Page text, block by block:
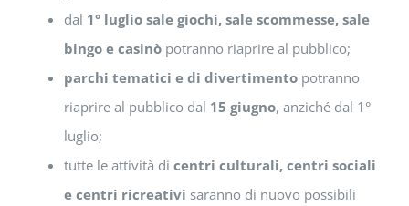
dal 1° luglio sale giochi, sale scommesse, sale
bingo e casinòpotranno riaprire al pubblico;
parchi tematici e di divertimentopotranno
riaprire al pubblico dal 15 giugno, anziché dal 1°
luglio;
tutte le attività di centri culturali, centri sociali
e centri ricreativi saranno di nuovo possibili